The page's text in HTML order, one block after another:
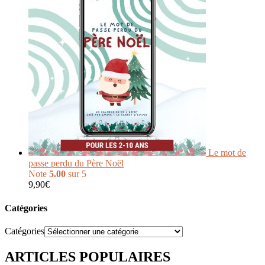
Le mot de
passe perdu du Père Noël
Note 5.00 sur 5
9,90€
Catégories
Catégories
ARTICLES POPULAIRES